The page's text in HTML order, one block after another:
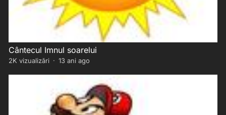
Cântecul Imnul soarelui
2K vizualizări · 13 ani ago